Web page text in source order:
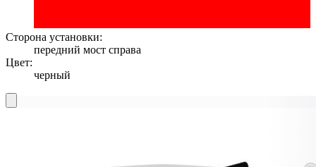
Сторона установки:
передний мост справа
Цвет:
черный